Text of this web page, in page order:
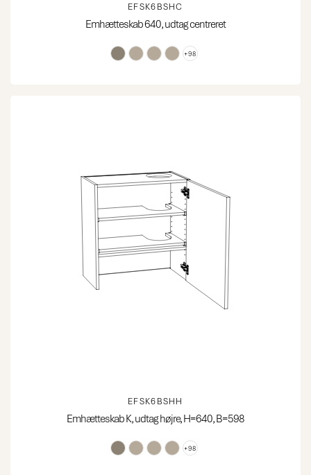
EFSK6BSHC
Emhætteskab 640, udtag centreret
+98
EFSK6BSHH
Emhætteskab K, udtag højre, H=640, B=598
+98